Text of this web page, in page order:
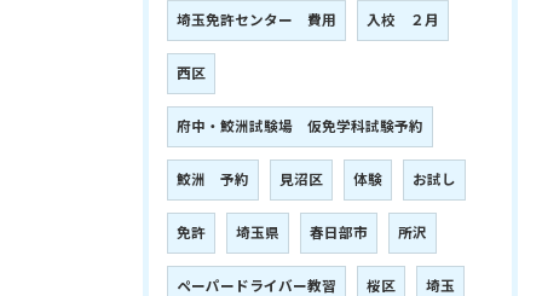
埼玉免許センター 費用 入校 ２月
西区
府中・鮫洲試験場 仮免学科試験予約
鮫洲 予約 見沼区 体験 お試し
免許 埼玉県 春日部市 所沢
ペーパードライバー教習 桜区 埼玉